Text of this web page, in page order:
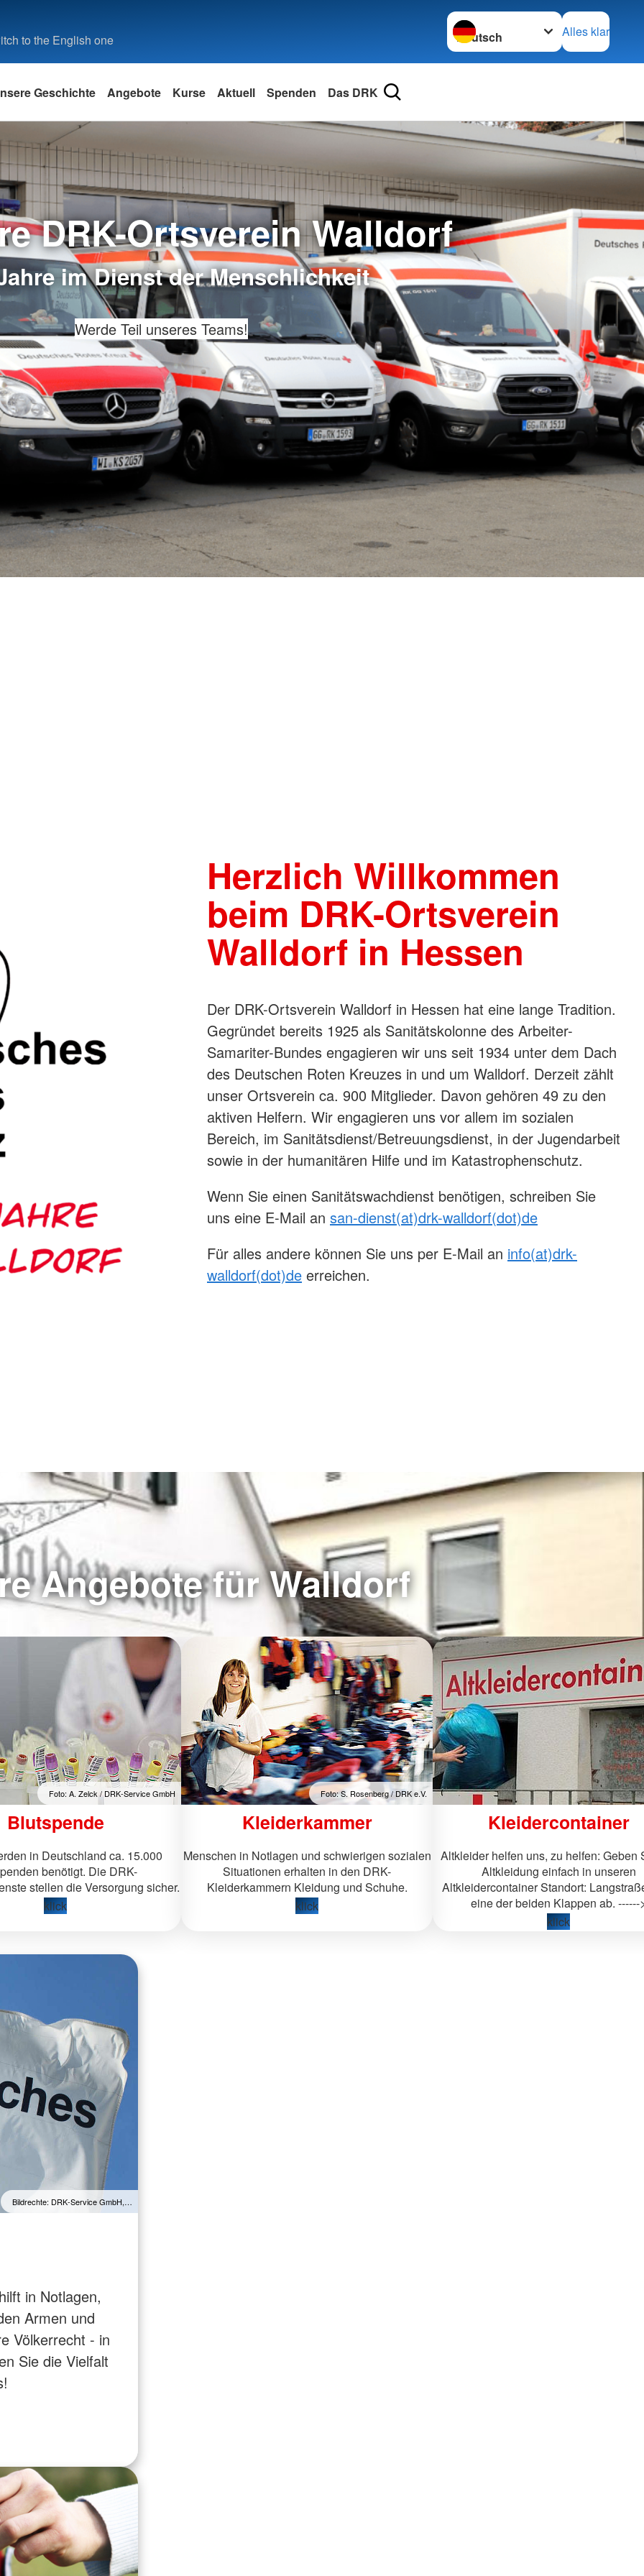
to the English one
Sprache wechseln zu
Alles klar
Geschichte Angebote Kurse Aktuell Spenden Das DRK
DRK-Ortsverein Walldorf
im Dienst der Menschlichkeit
Werde Teil unseres Teams!
Herzlich Willkommen
beim DRK-Ortsverein
Walldorf in Hessen
Der DRK-Ortsverein Walldorf in Hessen hat eine lange Tradition.
Gegründet bereits 1925 als Sanitätskolonne des Arbeiter-
Samariter-Bundes engagieren wir uns seit 1934 unter dem Dach
des Deutschen Roten Kreuzes in und um Walldorf. Derzeit zählt
unser Ortsverein ca. 900 Mitglieder. Davon gehören 49 zu den
aktiven Helfern. Wir engagieren uns vor allem im sozialen
Bereich, im Sanitätsdienst/Betreuungsdienst, in der Jugendarbeit
sowie in der humanitären Hilfe und im Katastrophenschutz.
Wenn Sie einen Sanitätswachdienst benötigen, schreiben Sie
uns eine E-Mail an san-dienst(at)drk-walldorf(dot)de
Für alles andere können Sie uns per E-Mail an info(at)drk-
walldorf(dot)de erreichen.
Angebote für Walldorf
Foto: A. Zelck / DRK-Service GmbH
Blutspende
in Deutschland ca. 15.000
benötigt. Die DRK-
stellen die Versorgung sicher.
klick
Foto: S. Rosenberg / DRK e.V.
Kleiderkammer
Menschen in Notlagen und schwierigen sozialen
Situationen erhalten in den DRK-
Kleiderkammern Kleidung und Schuhe.
klick
Kleidercontainer
Altkleider helfen uns, zu helfen: Geben
Altkleidung einfach in unseren
Altkleidercontainer Standort:
eine der beiden Klappen ab. ------
klick
Bildrechte: DRK-Service GmbH,…
in Notlagen,
Armen und
Völkerrecht - in
Sie die Vielfalt